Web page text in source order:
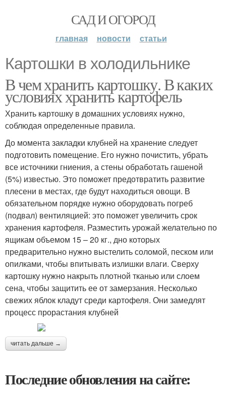
САД И ОГОРОД
главная новости статьи
Картошки в холодильнике
В чем хранить картошку. В каких
условиях хранить картофель
Хранить картошку в домашних условиях нужно,
соблюдая определенные правила.
До момента закладки клубней на хранение следует
подготовить помещение. Его нужно почистить, убрать
все источники гниения, а стены обработать гашеной
(5%) известью. Это поможет предотвратить развитие
плесени в местах, где будут находиться овощи. В
обязательном порядке нужно оборудовать погреб
(подвал) вентиляцией: это поможет увеличить срок
хранения картофеля. Разместить урожай желательно по
ящикам объемом 15 – 20 кг., дно которых
предварительно нужно выстелить соломой, песком или
опилками, чтобы впитывать излишки влаги. Сверху
картошку нужно накрыть плотной тканью или слоем
сена, чтобы защитить ее от замерзания. Несколько
свежих яблок кладут среди картофеля. Они замедлят
процесс прорастания клубней
читать дальше →
Последние обновления на сайте: